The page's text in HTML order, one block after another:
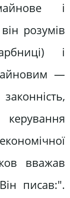
і
розумів
і
—
вважав
писав:".